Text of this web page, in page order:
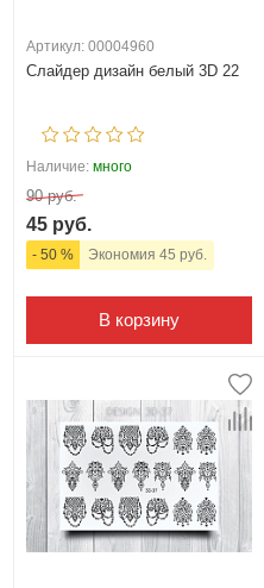
Артикул: 00004960
Слайдер дизайн белый 3D 22
Наличие: много
90 руб.
45 руб.
- 50 % Экономия 45 руб.
В корзину